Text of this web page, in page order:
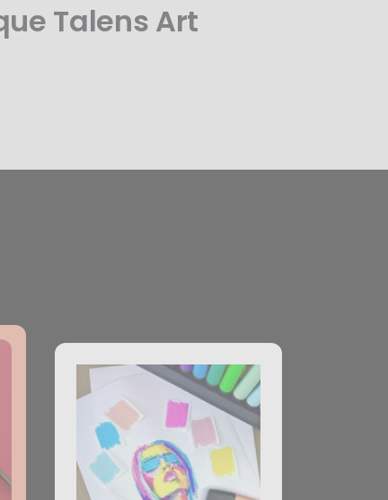
Talens Art